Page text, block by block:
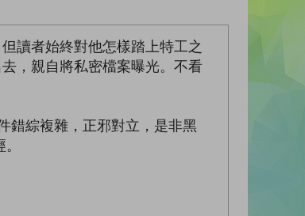
讀者始終對他怎樣踏上特工之
，親自將私密檔案曝光。不看
錯綜複雜，正邪對立，是非黑